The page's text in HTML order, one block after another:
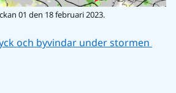
01 den 18 februari 2023.
och byvindar under stormen